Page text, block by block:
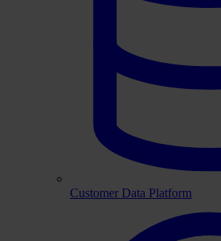
Customer Data Platform